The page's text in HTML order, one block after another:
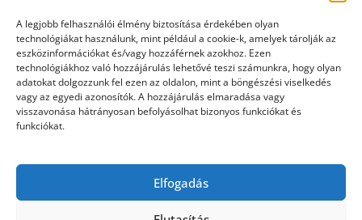
A legjobb felhasználói élmény biztosítása érdekében olyan
technológiákat használunk, mint például a cookie-k, amelyek tárolják az
eszközinformációkat és/vagy hozzáférnek azokhoz. Ezen
technológiákhoz való hozzájárulás lehetővé teszi számunkra, hogy olyan
adatokat dolgozzunk fel ezen az oldalon, mint a böngészési viselkedés
vagy az egyedi azonosítók. A hozzájárulás elmaradása vagy
visszavonása hátrányosan befolyásolhat bizonyos funkciókat és
funkciókat.
Elfogadás
Könyvelés: mikor érdemes könyvelőt váltani?
Szövetkezeti jog: miért elengedhetetlen a szakszerű jogi
háttér a biztonságos működéshez
Munkajogi ügyvéd: miért nem érdemes várni a jogi
Tüll anyag: elegancia és sokoldalúság a Szakatex
kínálatában